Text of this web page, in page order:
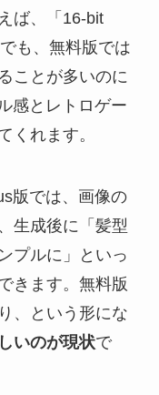
ば、「16-bit
も、無料版では
ことが多いのに
感とレトロゲー
くれます。
版では、画像の
生成後に「髪型
プルに」といっ
きます。無料版
、という形にな
いのが現状で